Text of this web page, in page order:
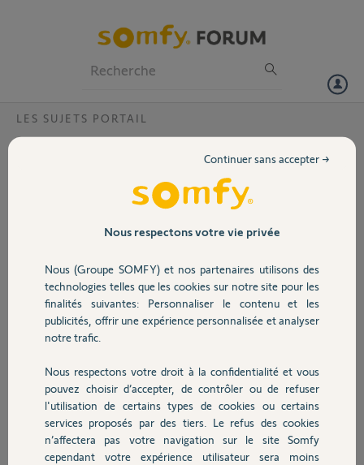
Volet
Sécurité
Domotique
Chauffage
Autres produits
LES SUJETS PORTAIL
Connexion Axovia IO sur Tahoma?
Je me suis fais installé des moteux axovia 3s IO cet été. J'ai choisi ce
synchroniser mes moteur Axovia.
J'ai lancer une recherche d'équipement...rien
J'ai ajouter la télécommande (keygo io) sur ma Tahoma, avec succès
mais lorsque je lance les scénarios...rien
Faut-il ajouter directement le portail sur Tahoma (ce qui permettrait
de sélectionner les actions comme ouverture complète, ouverture
piéton) ?
Ou faut-il simplement ajouter la télécommande "lanceur de
scenario" et dans ce cas juste cliquer sur les boutons de
programmation de la télécommande pour lancer les scenarios a
Nous respectons votre vie privée
Nous (Groupe SOMFY) et nos partenaires utilisons des
technologies telles que les cookies sur notre site pour les
finalités suivantes: Personnaliser le contenu et les
publicités, offrir une expérience personnalisée et analyser
notre trafic.
Nous respectons votre droit à la confidentialité et vous
pouvez choisir d’accepter, de contrôler ou de refuser
l'utilisation de certains types de cookies ou certains
services proposés par des tiers. Le refus des cookies
n’affectera pas votre navigation sur le site Somfy
cependant votre expérience utilisateur sera moins
Continuer sans accepter →